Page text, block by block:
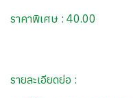
ราคาพิเศษ : 40.00
รายละเอียดย่อ :